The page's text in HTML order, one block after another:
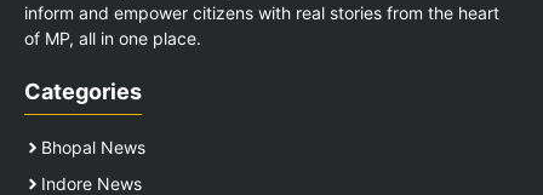
inform and empower citizens with real stories from the heart
of MP, all in one place.
Categories
Bhopal News
Indore News